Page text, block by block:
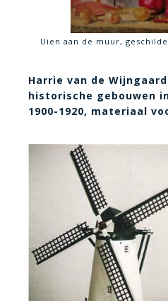
Uien aan de muur,
Harrie van de
historische gebouwen
1900-1920, materiaal